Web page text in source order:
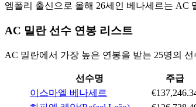
엠폴리 출신으로 올해 26세인 베나세르는 AC
AC 밀란 선수 연봉 리스트
AC 밀란에서 가장 높은 연봉을 받는 25명의
선수명 주급
이스마엘 베나세르